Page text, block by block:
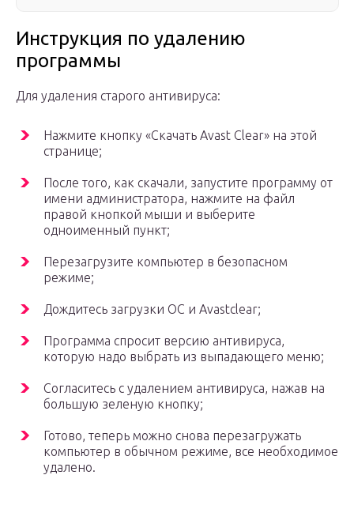
Инструкция по удалению
программы
Для удаления старого антивируса:
Нажмите кнопку «Скачать Avast Clear» на этой
странице;
После того, как скачали, запустите программу от
имени администратора, нажмите на файл
правой кнопкой мыши и выберите
одноименный пункт;
Перезагрузите компьютер в безопасном
режиме;
Дождитесь загрузки ОС и Avastclear;
Программа спросит версию антивируса,
которую надо выбрать из выпадающего меню;
Согласитесь с удалением антивируса, нажав на
большую зеленую кнопку;
Готово, теперь можно снова перезагружать
компьютер в обычном режиме, все необходимое
удалено.